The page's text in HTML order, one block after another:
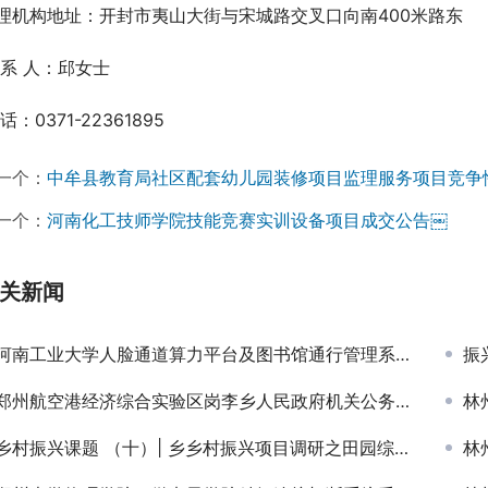
机构地址：开封市夷山大街与宋城路交叉口向南400米路东
人：邱女士
：0371-22361895
个： 中牟县教育局社区配套幼儿园装修项目监理服务项目竞
个： 河南化工技师学院技能竞赛实训设备项目成交公告￼
新闻
南工业大学人脸通道算力平台及图书馆通行管理系统项目-竞争性磋商公告 振
州航空港经济综合实验区岗李乡人民政府机关公务灶餐饮服务项目竞争性磋商公告￼ 林
村振兴课题 （十）| 乡乡村振兴项目调研之田园综合体篇——走进田园东方 林